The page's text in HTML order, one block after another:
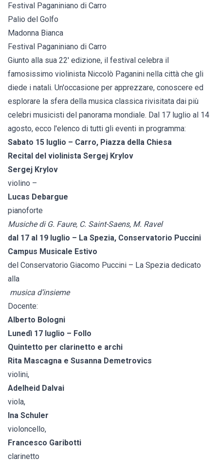
Festival Paganiniano di Carro
Palio del Golfo
Madonna Bianca
Festival Paganiniano di Carro
Giunto alla sua 22' edizione, il festival celebra il
famosissimo violinista Niccolò Paganini nella città che gli
diede i natali. Un'occasione per apprezzare, conoscere ed
esplorare la sfera della musica classica rivisitata dai più
celebri musicisti del panorama mondiale. Dal 17 luglio al 14
agosto, ecco l'elenco di tutti gli eventi in programma:
Sabato 15 luglio – Carro, Piazza della Chiesa
Recital del violinista Sergej Krylov
Sergej Krylov
violino –
Lucas Debargue
pianoforte
Musiche di G. Faure, C. Saint-Saens, M. Ravel
dal 17 al 19 luglio – La Spezia, Conservatorio Puccini
Campus Musicale Estivo
del Conservatorio Giacomo Puccini – La Spezia dedicato
alla
musica d’insieme
Docente:
Alberto Bologni
Lunedì 17 luglio – Follo
Quintetto per clarinetto e archi
Rita Mascagna e Susanna Demetrovics
violini,
Adelheid Dalvai
viola,
Ina Schuler
violoncello,
Francesco Garibotti
clarinetto